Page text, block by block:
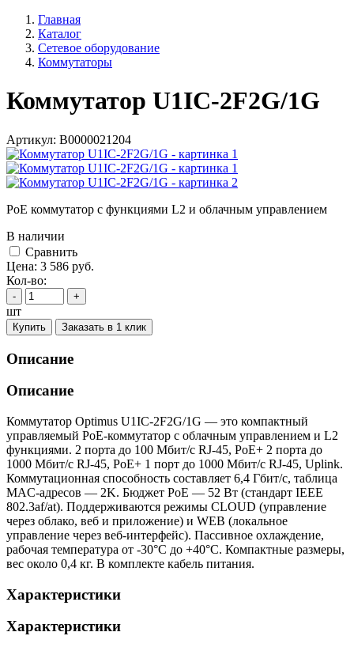
Главная
Каталог
Сетевое оборудование
Коммутаторы
Коммутатор U1IC-2F2G/1G
Артикул: В0000021204
PoE коммутатор с функциями L2 и облачным управлением
В наличии
Cравнить
Цена: 3 586 руб.
Кол-во:
- +
шт
Купить Заказать в 1 клик
Описание
Описание
Коммутатор Optimus U1IC-2F2G/1G — это компактный
управляемый PoE-коммутатор с облачным управлением и L2
функциями. 2 порта до 100 Мбит/с RJ-45, PoE+ 2 порта до
1000 Мбит/с RJ-45, PoE+ 1 порт до 1000 Мбит/с RJ-45, Uplink.
Коммутационная способность составляет 6,4 Гбит/с, таблица
MAC-адресов — 2K. Бюджет PoE — 52 Вт (стандарт IEEE
802.3af/at). Поддерживаются режимы CLOUD (управление
через облако, веб и приложение) и WEB (локальное
управление через веб-интерфейс). Пассивное охлаждение,
рабочая температура от -30°C до +40°C. Компактные размеры,
вес около 0,4 кг. В комплекте кабель питания.
Характеристики
Характеристики